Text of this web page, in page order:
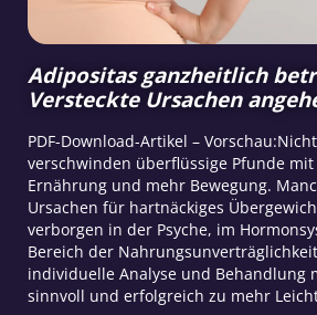
Adipositas ganzheitlich
Versteckte Ursachen
PDF-Download-Artikel –
verschwinden überflüssige Pfunde
Ernährung und mehr Bewegung.
Ursachen für hartnäckiges
verborgen in der Psyche, im
Bereich der
individuelle Analyse und Behandlung
sinnvoll und erfolgreich zu mehr